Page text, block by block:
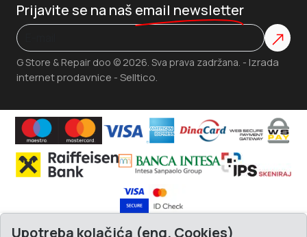
G Store & Repair doo © 2026. Sva prava zadržana. - Izrada
internet prodavnice - Selltico.
Prijavite se na naš email newsletter
Upotreba kolačića (eng. Cookies)